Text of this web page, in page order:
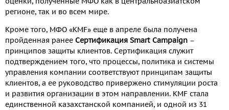
регионе, так и во всем мире.
Кроме того, МФО «KMF» еще в апреле была получена
пройденная ранее Сертификация Smart Campaign –
принципов защиты клиентов. Сертификация служит
подтверждением того, что процессы, политика и системы
управления компании соответствуют принципам защиты
клиентов, а ее руководство привержено стимуляции роста
и развития организации в этом направлении. KMF стала
единственной казахстанской компанией, и одной из 31